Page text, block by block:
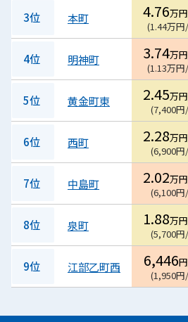
3位 本町 4.76万
(1.44万
4位 明神町 3.74万
(1.13万
5位 黄金町東 2.45万
(7,400円
6位 西町 2.28万
(6,900円
7位 中島町 2.02万
(6,100円
8位 泉町 1.88万
(5,700円
9位 江部乙町西 6,446
(1,950円